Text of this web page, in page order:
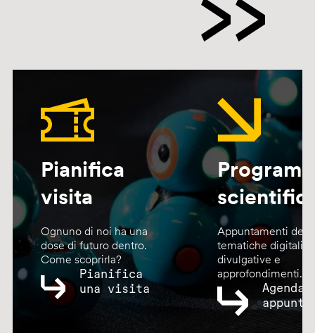
Pianifica
visita
Ognuno di noi ha una
dose di futuro dentro.
Come scoprirla?
Pianifica
una visita
Appuntamenti
tematiche digitali,
divulgative e
approfondimenti.
Agenda